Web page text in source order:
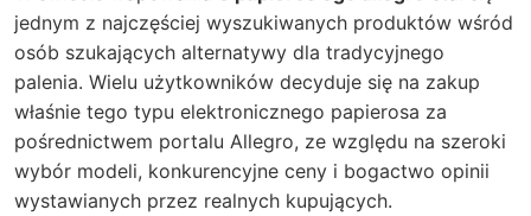
jednym z najczęściej wyszukiwanych produktów wśród
osób szukających alternatywy dla tradycyjnego
palenia. Wielu użytkowników decyduje się na zakup
właśnie tego typu elektronicznego papierosa za
pośrednictwem portalu Allegro, ze względu na szeroki
wybór modeli, konkurencyjne ceny i bogactwo opinii
wystawianych przez realnych kupujących.